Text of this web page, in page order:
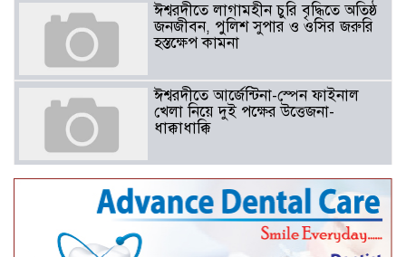
ঈশ্বরদীতে লাগামহীন চুরি বৃদ্ধিতে অতিষ্ঠ
জনজীবন, পুলিশ সুপার ও ওসির জরুরি
হস্তক্ষেপ কামনা ​
ঈশ্বরদীতে আর্জেন্টিনা-স্পেন ফাইনাল
খেলা নিয়ে দুই পক্ষের উত্তেজনা-
ধাক্কাধাক্কি
বাংলাদেশসহ বাসযোগ্য পৃথিবী গড়তে
গাছ লাগিয়ে অক্সিজেন ফ্যাক্টরী গড়ে
তোলার বিকল্প নেই——বিএনপির
কেন্দ্রিয় নেতা সাবেক এমপি বীর
মুক্তিযোদ্ধা সিরাজুল ইসলাম সরদার